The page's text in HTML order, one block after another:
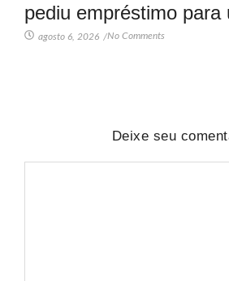
pediu empréstimo para
agosto 6, 2026 /No Comments
Deixe seu